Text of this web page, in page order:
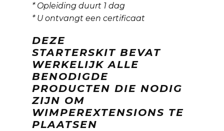
* Opleiding duurt 1 dag
* U ontvangt een certificaat
DEZE
STARTERSKIT BEVAT
WERKELIJK ALLE
BENODIGDE
PRODUCTEN DIE NODIG
ZIJN OM
WIMPEREXTENSIONS TE
PLAATSEN